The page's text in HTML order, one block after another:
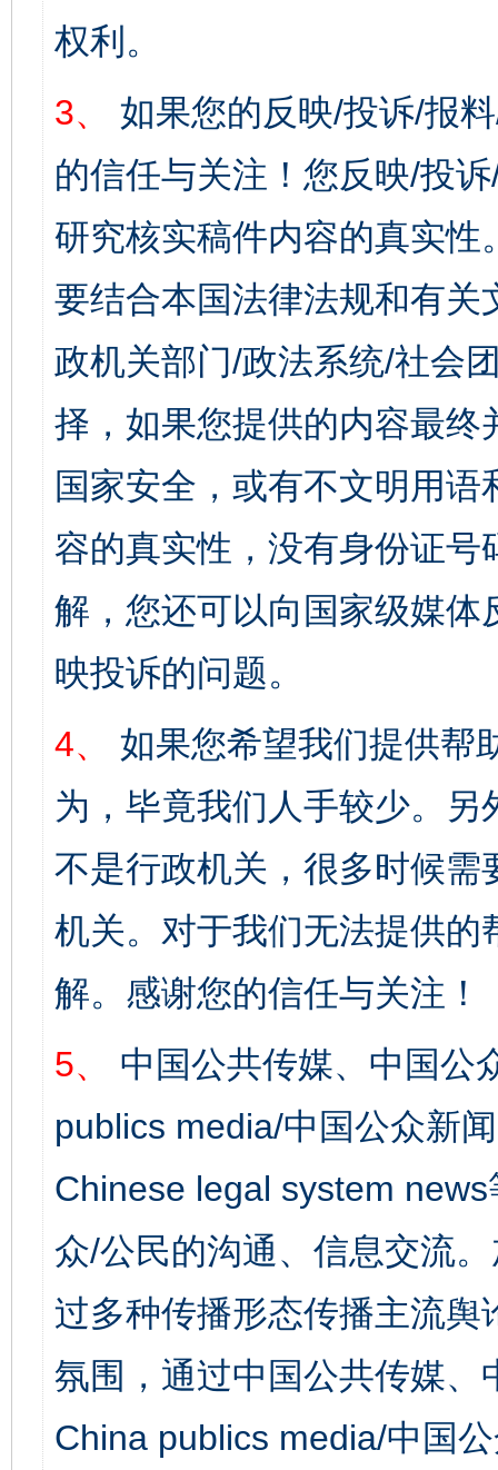
权利。
3、
如果您的反映/投诉/报
的信任与关注！您反映/投
研究核实稿件内容的真实
要结合本国法律法规和有关
政机关部门/政法系统/社会
择，如果您提供的内容最
国家安全，或有不文明用
容的真实性，没有身份证
解，您还可以向国家级媒
映投诉的问题。
4、
如果您希望我们提供帮
为，毕竟我们人手较少。
不是行政机关，很多时候
机关。对于我们无法提供
解。感谢您的信任与关注！
5、
中国公共传媒、中国公
publics media/中国公众新
Chinese legal system
众/公民的沟通、信息交流
过多种传播形态传播主流
氛围，通过中国公共传媒
China publics media/中国